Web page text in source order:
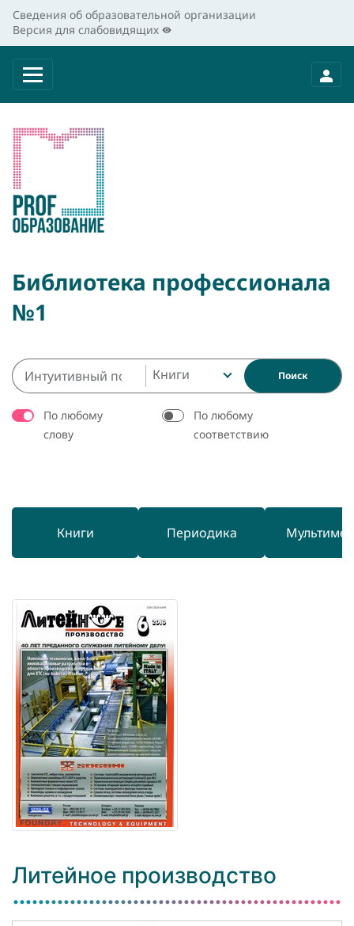
Сведения об образовательной организации
Версия для слабовидящих
Библиотека профессионала
№1
Книги Поиск
По любому
слову
По любому
соответствию
Книги Периодика
Литейное производство